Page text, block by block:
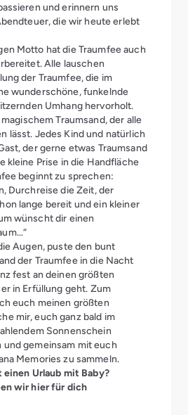
und erinnern uns
die wir heute erlebt
Motto hat die Traumfee auch
Alle lauschen
der Traumfee, die im
wunderschöne, funkelnde
Umhang hervorholt.
Traumsand, der alle
lässt. Jedes Kind und natürlich
der gerne etwas Traumsand
kleine Prise in die Handfläche
beginnt zu sprechen:
Durchreise die Zeit, der
lange bereit und ein kleiner
wünscht dir einen
Augen, puste den bunt
der Traumfee in die Nacht
fest an deinen größten
in Erfüllung geht. Zum
euch meinen größten
mir, euch ganz bald im
Sonnenschein
und gemeinsam mit euch
Memories zu sammeln.
einen Urlaub mit Baby?
wir hier für dich